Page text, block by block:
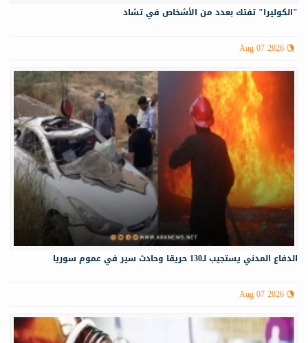
"الكوليرا" تفتك بعدد من الأشخاص في تشاد
Aug 07 2026
الدفاع المدني يستجيب لـ130 حريقا وحادث سير في عموم سوريا
Aug 07 2026